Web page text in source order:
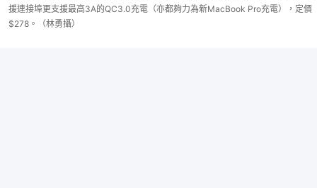
援連接埠更支援最高3A的QC3.0充電（亦都夠力為新MacBook Pro充電），定價
$278。（林勇攝）